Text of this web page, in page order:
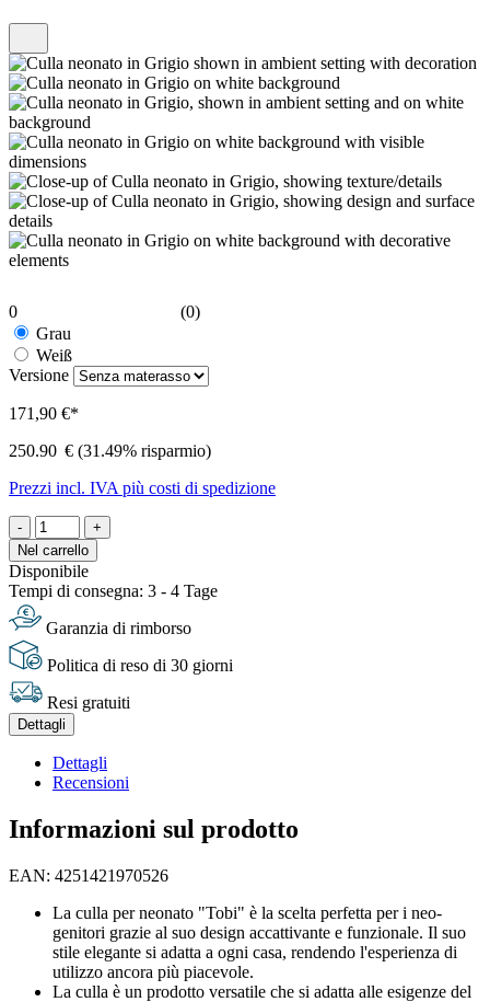
0
(0)
Grau
Weiß
Versione
171,90 €*
250.90 € (31.49% risparmio)
Prezzi incl. IVA più costi di spedizione
-
+
Nel carrello
Disponibile
Tempi di consegna: 3 - 4 Tage
Garanzia di rimborso
Politica di reso di 30 giorni
Resi gratuiti
Dettagli
Dettagli
Recensioni
Informazioni sul prodotto
EAN: 4251421970526
La culla per neonato "Tobi" è la scelta perfetta per i neo-
genitori grazie al suo design accattivante e funzionale. Il suo
stile elegante si adatta a ogni casa, rendendo l'esperienza di
utilizzo ancora più piacevole.
La culla è un prodotto versatile che si adatta alle esigenze del